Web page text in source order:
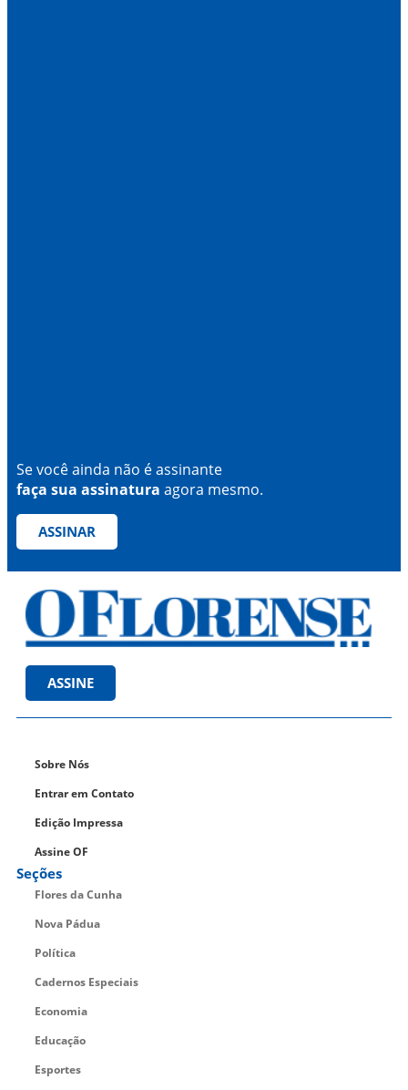
Se você ainda não é assinante
faça sua assinatura agora mesmo.
ASSINAR
ASSINE
Sobre Nós
Entrar em Contato
Edição Impressa
Assine OF
Seções
Flores da Cunha
Nova Pádua
Política
Cadernos Especiais
Economia
Educação
Esportes